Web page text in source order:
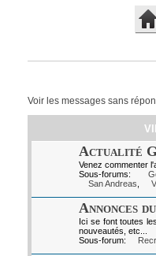
Voir les messages sans
Actualité
Venez commenter
Sous-forums:
San Andreas
Annonces
Ici se font toutes
nouveautés, etc...
Sous-forum: